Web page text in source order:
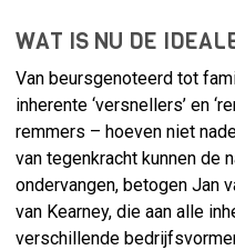
WAT IS NU DE
Van beursgenoteerd tot
inherente ‘versnellers’ en
remmers – hoeven niet
van tegenkracht kunnen de
ondervangen, betogen Jan
van Kearney, die aan alle
verschillende